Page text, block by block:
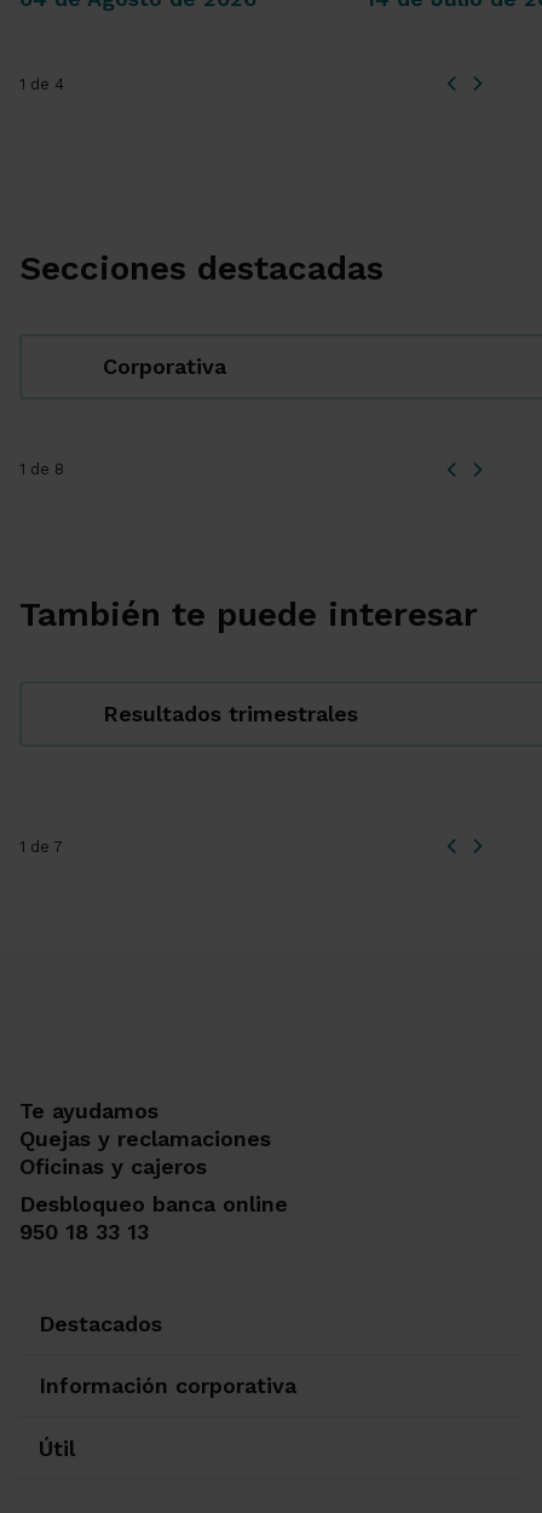
1 de 4
Secciones destacadas
Corporativa
1 de 8
También te puede interesar
Resultados trimestrales
1 de 7
Te ayudamos
Quejas y reclamaciones
Oficinas y cajeros
Desbloqueo banca online
950 18 33 13
Destacados
Información corporativa
Útil